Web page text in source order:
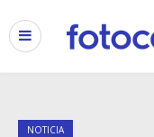
NOTICIA